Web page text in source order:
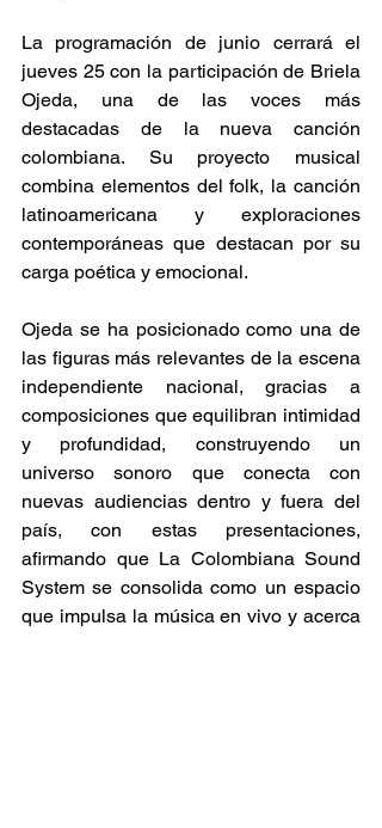
La programación de junio cerrará el
jueves 25 con la participación de Briela
Ojeda, una de las voces más
destacadas de la nueva canción
colombiana. Su proyecto musical
combina elementos del folk, la canción
latinoamericana y exploraciones
contemporáneas que destacan por su
carga poética y emocional.
Ojeda se ha posicionado como una de
las figuras más relevantes de la escena
independiente nacional, gracias a
composiciones que equilibran intimidad
y profundidad, construyendo un
universo sonoro que conecta con
nuevas audiencias dentro y fuera del
país, con estas presentaciones,
afirmando que La Colombiana Sound
System se consolida como un espacio
que impulsa la música en vivo y acerca